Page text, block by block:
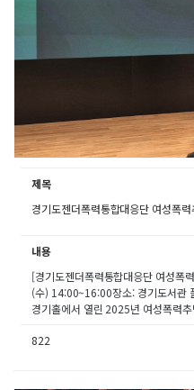
제목
경기도젠더폭력통합대응단 여성폭
내용
[경기도젠더폭력통합대응단 여성폭
(수) 14:00~16:00장소: 경기도서관
경기홀에서 열린 2025년 여성폭력
822